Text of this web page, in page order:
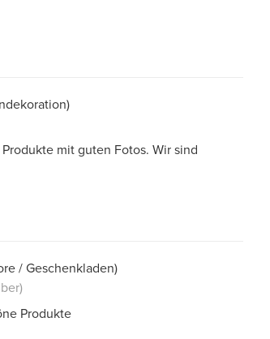
mit guten Fotos. Wir sind
/ Geschenkladen)
Produkte